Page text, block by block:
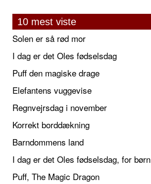
10 mest viste
Solen er så rød mor
I dag er det Oles fødselsdag
Puff den magiske drage
Elefantens vuggevise
Regnvejrsdag i november
Korrekt borddækning
Barndommens land
I dag er det Oles fødselsdag, for børn
Puff, The Magic Dragon